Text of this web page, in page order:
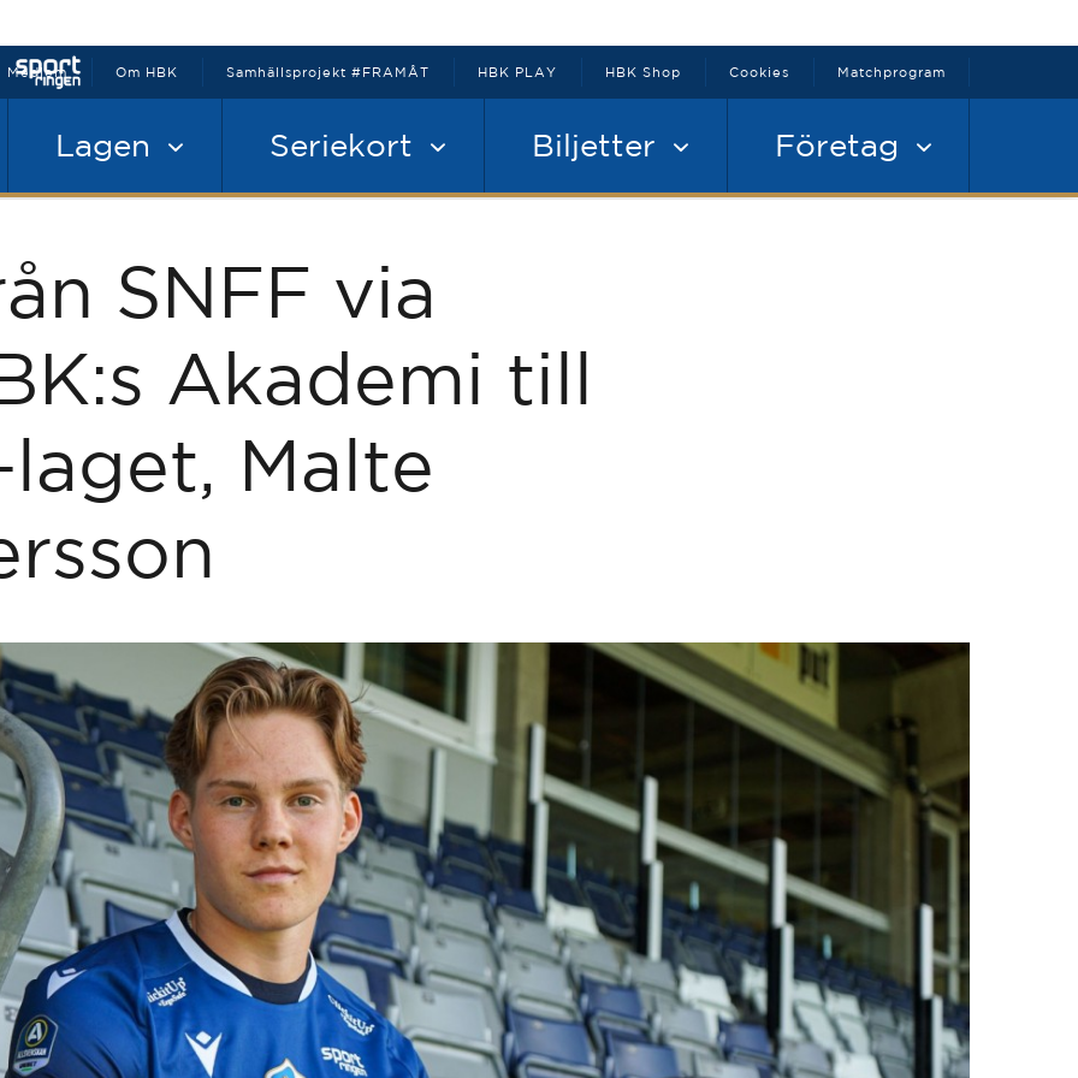
Lagen Seriekort Biljetter Företag
Medlem Om HBK Samhällsprojekt #FRAMÅT HBK PLAY HBK Shop Cookies Matchprogram
SNFF via
Akademi till
Malte